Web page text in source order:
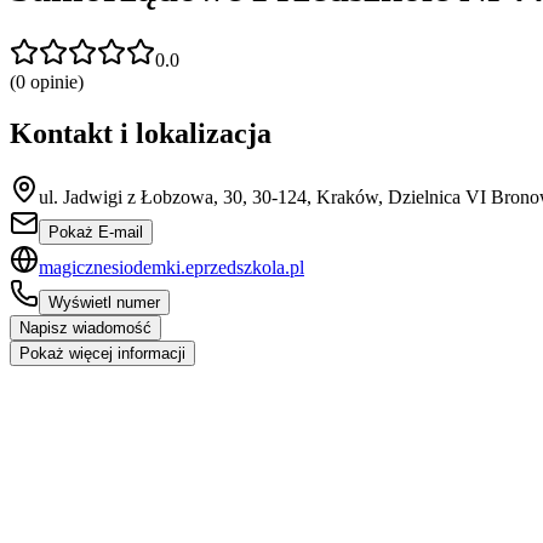
0.0
(0 opinie)
Kontakt i lokalizacja
ul. Jadwigi z Łobzowa, 30, 30-124, Kraków, Dzielnica VI
Pokaż E-mail
magicznesiodemki.eprzedszkola.pl
Wyświetl numer
Napisz wiadomość
Pokaż więcej informacji